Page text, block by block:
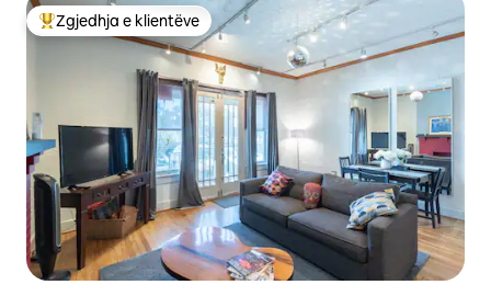
Më të mirat e zgjedhjeve të klientëve
Zgjedhja e klientëve